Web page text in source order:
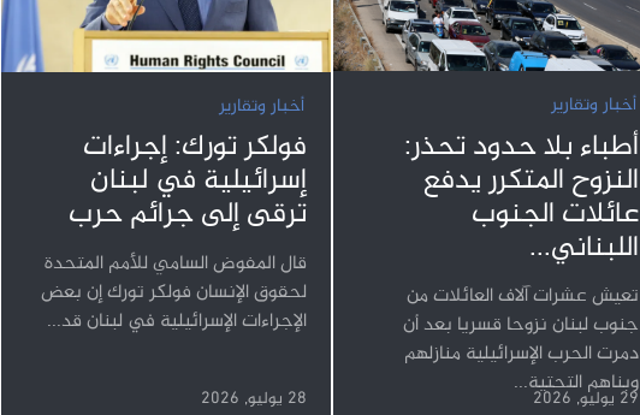
أخبار وتقارير
أطباء بلا حدود تحذر:
النزوح المتكرر يدفع
عائلات الجنوب
اللبناني...
تعيش عشرات آلاف العائلات من
جنوب لبنان نزوحا قسريا بعد أن
دمرت الحرب الإسرائيلية منازلهم
وبناهم التحتية...
29 يوليو, 2026
أخبار وتقارير
فولكر تورك: إجراءات
إسرائيلية في لبنان
ترقى إلى جرائم حرب
قال المفوض السامي للأمم المتحدة
لحقوق الإنسان فولكر تورك إن بعض
الإجراءات الإسرائيلية في لبنان قد...
28 يوليو, 2026